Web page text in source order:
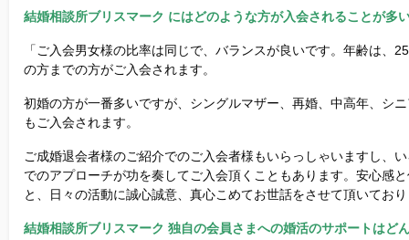
結婚相談所ブリスマーク にはどのような方が入会されることが多
「ご入会男女様の比率は同じで、バランスが良いです。年齢は、
の方までの方がご入会されます。
初婚の方が一番多いですが、シングルマザー、再婚、中高年、シ
もご入会されます。
ご成婚退会者様のご紹介でのご入会者様もいらっしゃいますし、
でのアプローチが功を奏してご入会頂くこともあります。安心感
と、日々の活動に誠心誠意、真心こめてお世話をさせて頂いてお
結婚相談所ブリスマーク 独自の会員さまへの婚活のサポートはど